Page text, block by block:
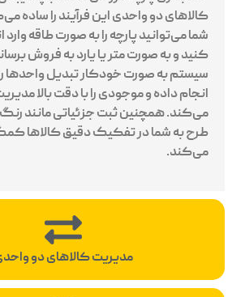
مدیریت کالاهای دو
کالاهای دو واحدی این فرآیند را ساده
شما می‌توانید پارچه را به صورت طاقه وارد
کنید و به صورت متر یا یارد به فروش
سیستم به صورت خودکار تبدیل واحدها
انجام داده و موجودی را با دقت بالا
می‌کند. همچنین ثبت جزئیاتی مانند
طرح به شما در تفکیک دقیق کالاها
می‌کند.